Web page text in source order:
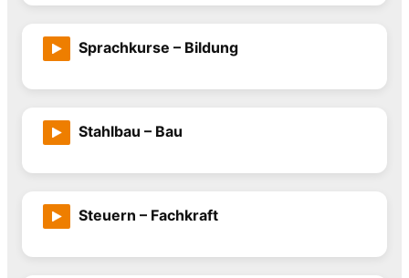
Sprachkurse – Bildung
Stahlbau – Bau
Steuern – Fachkraft